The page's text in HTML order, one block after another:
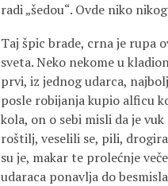
radi „šedou“. Ovde niko
Taj špic brade, crna je rupa
sveta. Neko nekome u
prvi, iz jednog udarca,
posle robijanja kupio alficu
kola, on o sebi misli da je
roštilj, veselili se, pili,
su je, makar te prolećnje
udaraca ponavlja do